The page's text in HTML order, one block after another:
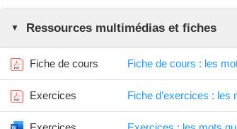
Ressources multimédias et fiches
Fiche de cours Fiche de cours : les
Exercices Fiche d’exercices : les